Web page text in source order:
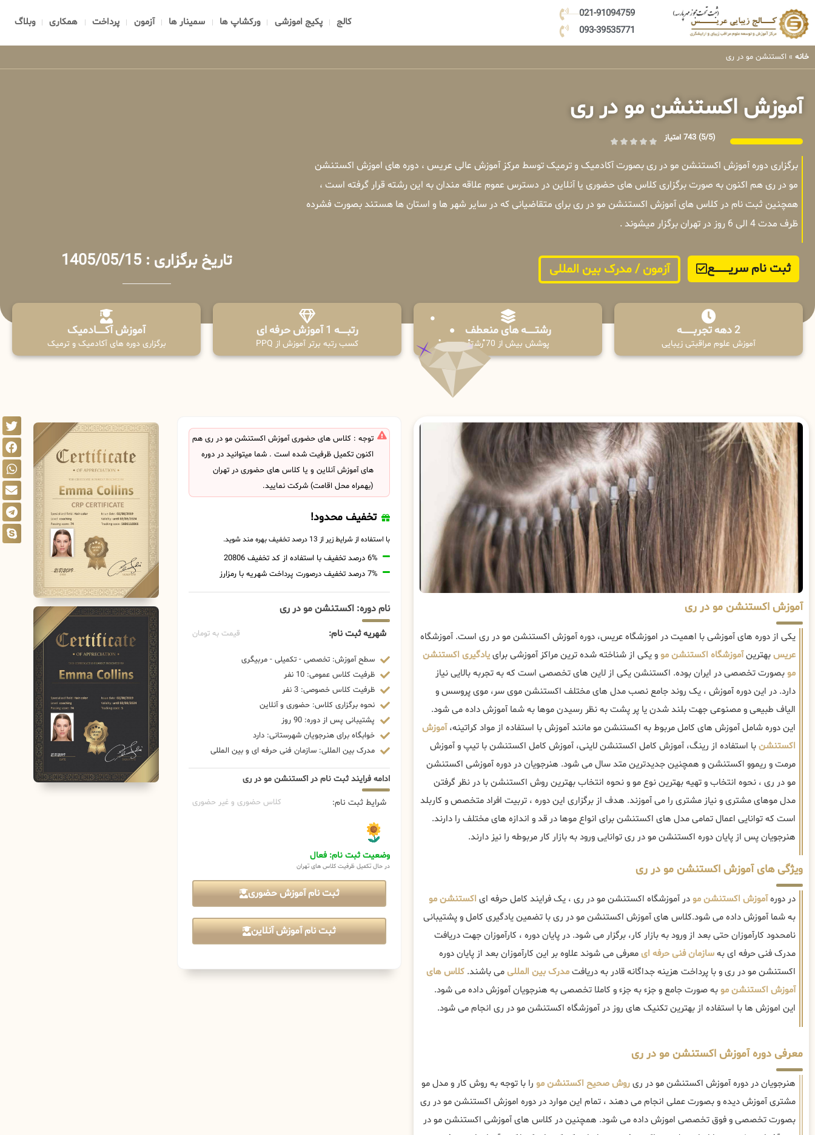
021-91094759
093-39535771
کالج پکیج اموزشی ورکشاپ ها سمینار ها آزمون پرداخت همکاری وبلاگ
خانه » اکستنشن مو در ری
آموزش اکستنشن مو در ری
(5/5) 743 امتیاز
برگزاری دوره آموزش اکستنشن مو در ری بصورت آکادمیک و ترمیک توسط مرکز آموزش عالی عریس ، دوره های اموزش اکستنشن
مو در ری هم اکنون به صورت برگزاری کلاس های حضوری یا آنلاین در دسترس عموم علاقه مندان به این رشته قرار گرفته است ،
همچنین ثبت نام در کلاس های آموزش اکستنشن مو در ری برای متقاضیانی که در سایر شهر ها و استان ها هستند بصورت فشرده
ظرف مدت 4 الی 6 روز در تهران برگزار میشوند .
ثبت نام سریــــــــــــع آزمون / مدرک بین المللی تاریخ برگزاری : 1405/05/15
2 دهه تجربـــــــــه
آموزش علوم مراقبتی زیبایی
رشتـــــــه های منعطف
پوشش بیش از 70 رشته
رتبــــــه 1 آموزش حرفه ای
کسب رتبه برتر آموزش از PPQ
آموزش آکـــــــادمیک
برگزاری دوره های آکادمیک و ترمیک
آموزش اکستنشن مو در ری
یکی از دوره های آموزشی با اهمیت در اموزشگاه عریس، دوره آموزش اکستنشن مو در ری است. آموزشگاه
عریسبهترینآموزشگاه اکستنشن موو یکی از شناخته شده ترین مراکز آموزشی براییادگیری اکستنشن
موبصورت تخصصی در ایران بوده. اکستنشن یکی از لاین های تخصصی است که به تجربه بالایی نیاز
دارد. در این دوره آموزش ، یک روند جامع نصب مدل های مختلف اکستنشن موی سر، موی پروسس و
الیاف طبیعی و مصنوعی جهت بلند شدن یا پر پشت به نظر رسیدن موها به شما آموزش داده می شود.
این دوره شامل آموزش های کامل مربوط به اکستنشن مو مانند آموزش با استفاده از مواد کراتینه،آموزش
اکستنشنبا استفاده از رینگ، آموزش کامل اکستنشن لاینی، آموزش کامل اکستنشن با تیپ و آموزش
مرمت و ریموو اکستنشن و همچنین جدیدترین متد سال می شود. هنرجویان در دوره آموزشی اکستنشن
مو در ری ، نحوه انتخاب و تهیه بهترین نوع مو و نحوه انتخاب بهترین روش اکستنشن با در نظر گرفتن
مدل موهای مشتری و نیاز مشتری را می آموزند. هدف از برگزاری این دوره ، تربیت افراد متخصص و کاربلد
است که توانایی اعمال تمامی مدل های اکستنشن برای انواع موها در قد و اندازه های مختلف را دارند.
هنرجویان پس از پایان دوره اکستنشن مو در ری توانایی ورود به بازار کار مربوطه را نیز دارند.
ویژگی های آموزش اکستنشن مو در ری
در دورهآموزش اکستنشن مودر آموزشگاه اکستنشن مو در ری ، یک فرایند کامل حرفه ای اکستنشن مو
به شما آموزش داده می شود.کلاس های آموزش اکستنشن مو در ری با تضمین یادگیری کامل و پشتیبانی
نامحدود کارآموزان حتی بعد از ورود به بازار کار، برگزار می شود. در پایان دوره ، کارآموزان جهت دریافت
مدرک فنی حرفه ای بهسازمان فنی حرفه ایمعرفی می شوند علاوه بر این کارآموزان بعد از پایان دوره
اکستنشن مو در ری و با پرداخت هزینه جداگانه قادر به دریافتمدرک بین المللیمی باشند. کلاس های
آموزش اکستنشن موبه صورت جامع و جزء به جزء و کاملا تخصصی به هنرجویان آموزش داده می شود.
این اموزش ها با استفاده از بهترین تکنیک های روز در آموزشگاه اکستنشن مو در ری انجام می شود.
معرفی دوره آموزش اکستنشن مو در ری
هنرجویان در دوره آموزش اکستنشن مو در ریروش صحیح اکستنشن مو را با توجه به روش کار و مدل مو
مشتری آموزش دیده و بصورت عملی انجام می دهند ، تمام این موارد در دوره اموزش اکستنشن مو در ری
بصورت تخصصی و فوق تخصصی اموزش داده می شود. همچنین در کلاس های آموزشی اکستنشن مو در
توجه : کلاس های حضوری آموزش اکستنشن مو در ری هم
اکنون تکمیل ظرفیت شده است . شما میتوانید در دوره
های آموزش آنلاین و یا کلاس های حضوری در تهران
(بهمراه محل اقامت) شرکت نمایید.
تخفیف محدود!
با استفاده از شرایط زیر از 13 درصد تخفیف بهره مند شوید.
6% درصد تخفیف با استفاده از کد تخفیف 20806
7% درصد تخفیف درصورت پرداخت شهریه با رمزارز
نام دوره: اکستنشن مو در ری
شهریه ثبت نام: قیمت به تومان
سطح آموزش: تخصصی - تکمیلی - مربیگری
ظرفیت کلاس عمومی: 10 نفر
ظرفیت کلاس خصوصی: 3 نفر
نحوه برگزاری کلاس: حضوری و آنلاین
پشتیبانی پس از دوره: 90 روز
خوابگاه برای هنرجویان شهرستانی: دارد
مدرک بین المللی: سازمان فنی حرفه ای و بین المللی
ادامه فرایند ثبت نام در اکستنشن مو در ری
شرایط ثبت نام: کلاس حضوری و غیر حضوری
وضعیت ثبت نام: فعال
در حال تکمیل ظرفیت کلاس های تهران
ثبت نام آموزش حضوری
ثبت نام آموزش آنلاین